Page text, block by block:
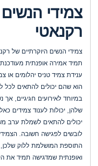
צמידי
רקנאטי
צמידי הנשים היוקרתיים של
תמיד אמירה אופנתית
ענידת צמיד טניס יהלומים או
הוא שהם יכולים להתאים לכל
במיוחד לאירועים חגיגיים,
שלהן, יכולות לענוד צמידים
יכולים להתאים לשמלת ערב
לובשים לפגישה חשובה.
התוספת המושלמת ללוק שלכן,
ואופנתית שמדגישה תמיד את